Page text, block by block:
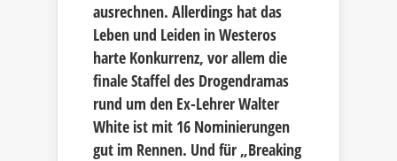
ausrechnen. Allerdings hat das
Leben und Leiden in Westeros
harte Konkurrenz, vor allem die
finale Staffel des Drogendramas
rund um den Ex-Lehrer Walter
White ist mit 16 Nominierungen
gut im Rennen. Und für „Breaking